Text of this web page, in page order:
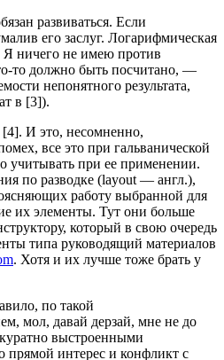
развиваться. Если
его заслуг. Логарифмическая
Я ничего не имею против
то должно быть посчитано, —
непонятного результата,
в [3]).
И это, несомненно,
все это при гальванической
учитывать при ее применении.
по разводке (layout — англ.),
работу выбранной для
их элементы. Тут они больше
который в свою очередь
типа руководящий материалов
. Хотя и их лучше тоже брать у
по такой
мол, давай дерзай, мне не до
выстроенными
прямой интерес и конфликт с